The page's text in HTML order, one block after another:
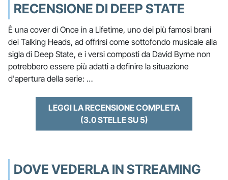
RECENSIONE DI DEEP STATE
È una cover di Once in a Lifetime, uno dei più famosi brani
dei Talking Heads, ad offrirsi come sottofondo musicale alla
sigla di Deep State, e i versi composti da David Byrne non
potrebbero essere più adatti a definire la situazione
d'apertura della serie: …
LEGGI LA RECENSIONE COMPLETA
(3.0 STELLE SU 5)
DOVE VEDERLA IN STREAMING